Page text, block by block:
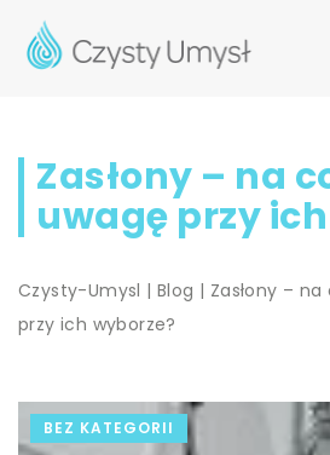
Zasłony – na
uwagę przy
Czysty-Umysl |Blog | Zasłony –
przy ich wyborze?
BEZ KATEGORII